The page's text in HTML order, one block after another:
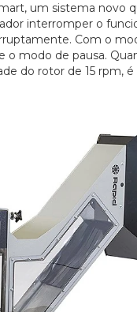
um sistema novo
interromper o
Com o
o modo de pausa.
do rotor de 15 rpm,